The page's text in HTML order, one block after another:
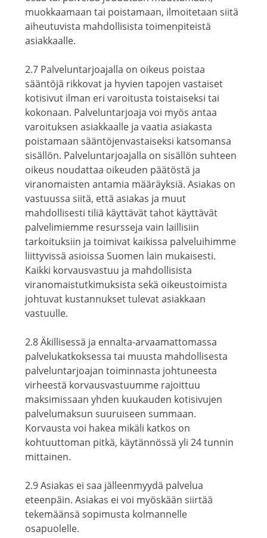
muokkaamaan tai poistamaan, ilmoitetaan siitä
aiheutuvista mahdollisista toimenpiteistä
asiakkaalle.
2.7 Palveluntarjoajalla on oikeus poistaa
sääntöjä rikkovat ja hyvien tapojen vastaiset
kotisivut ilman eri varoitusta toistaiseksi tai
kokonaan. Palveluntarjoaja voi myös antaa
varoituksen asiakkaalle ja vaatia asiakasta
poistamaan sääntöjenvastaiseksi katsomansa
sisällön. Palveluntarjoajalla on sisällön suhteen
oikeus noudattaa oikeuden päätöstä ja
viranomaisten antamia määräyksiä. Asiakas on
vastuussa siitä, että asiakas ja muut
mahdollisesti tiliä käyttävät tahot käyttävät
palvelimiemme resursseja vain laillisiin
tarkoituksiin ja toimivat kaikissa palveluihimme
liittyvissä asioissa Suomen lain mukaisesti.
Kaikki korvausvastuu ja mahdollisista
viranomaistutkimuksista sekä oikeustoimista
johtuvat kustannukset tulevat asiakkaan
vastuulle.
2.8 Äkillisessä ja ennalta-arvaamattomassa
palvelukatkoksessa tai muusta mahdollisesta
palveluntarjoajan toiminnasta johtuneesta
virheestä korvausvastuumme rajoittuu
maksimissaan yhden kuukauden kotisivujen
palvelumaksun suuruiseen summaan.
Korvausta voi hakea mikäli katkos on
kohtuuttoman pitkä, käytännössä yli 24 tunnin
mittainen.
2.9 Asiakas ei saa jälleenmyydä palvelua
eteenpäin. Asiakas ei voi myöskään siirtää
tekemäänsä sopimusta kolmannelle
osapuolelle.